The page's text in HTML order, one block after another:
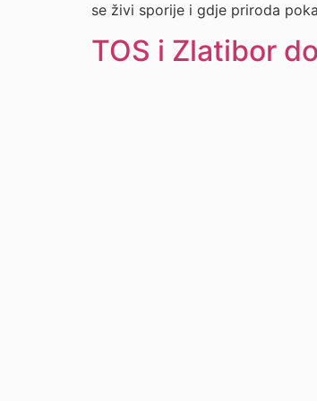
se živi sporije i gdje priroda
TOS i Zlatibor